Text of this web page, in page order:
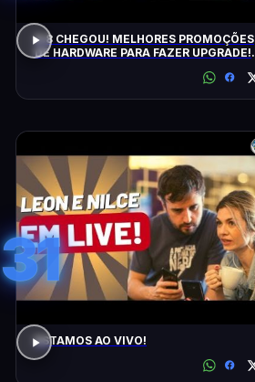
8.8 CHEGOU! MELHORES PROMOÇÕES
DE HARDWARE PARA FAZER UPGRADE!
31
ESTAMOS AO VIVO!